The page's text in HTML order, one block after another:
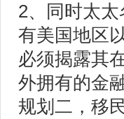
2、同时太
有美国地区
必须揭露其
外拥有的金
规划二，移